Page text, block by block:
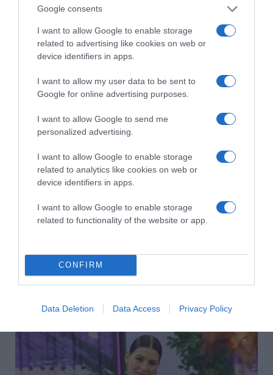
Google consents
I want to allow Google to enable storage
related to advertising like cookies on web or
device identifiers in apps.
I want to allow my user data to be sent to
Google for online advertising purposes.
I want to allow Google to send me
personalized advertising.
I want to allow Google to enable storage
related to analytics like cookies on web or
device identifiers in apps.
I want to allow Google to enable storage
related to functionality of the website or app.
CONFIRM
Data Deletion Data Access Privacy Policy
2026-08-07.
Mi a teendő, ha lábgörcsöt kapsz?
2026-08-07.
Koltai Róbert életükről mesélt